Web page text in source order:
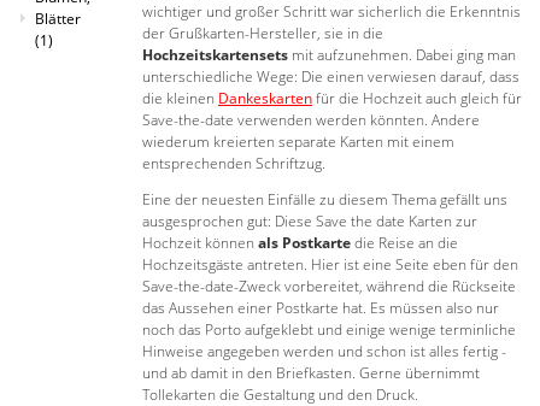
wichtiger und großer Schritt war sicherlich die Erkenntnis
der Grußkarten-Hersteller, sie in die
Hochzeitskartensets mit aufzunehmen. Dabei ging man
unterschiedliche Wege: Die einen verwiesen darauf, dass
die kleinen Dankeskartenfür die Hochzeit auch gleich für
Save-the-date verwenden werden könnten. Andere
wiederum kreierten separate Karten mit einem
entsprechenden Schriftzug.
Eine der neuesten Einfälle zu diesem Thema gefällt uns
ausgesprochen gut: Diese Save the date Karten zur
Hochzeit können als Postkartedie Reise an die
Hochzeitsgäste antreten. Hier ist eine Seite eben für den
Save-the-date-Zweck vorbereitet, während die Rückseite
das Aussehen einer Postkarte hat. Es müssen also nur
noch das Porto aufgeklebt und einige wenige terminliche
Hinweise angegeben werden und schon ist alles fertig -
und ab damit in den Briefkasten. Gerne übernimmt
Tollekarten die Gestaltung und den Druck.
Blätter
(1)